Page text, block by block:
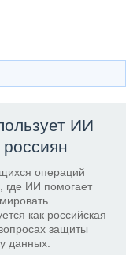
ИИ
операций
где ИИ помогает
как российская
защиты
данных.